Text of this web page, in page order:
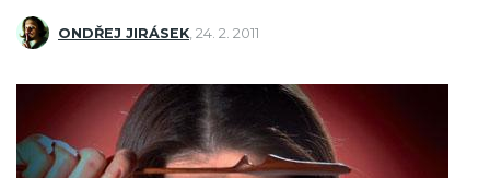
ONDŘEJ JIRÁSEK 24. 2. 2011